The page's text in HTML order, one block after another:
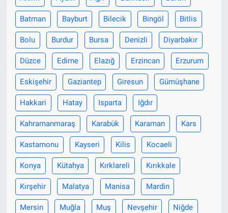
Batman Bayburt Bilecik Bingöl Bitlis
Bolu Burdur Bursa Denizli Diyarbakır
Düzce Edirne Elazığ Erzincan Erzurum
Eskişehir Gaziantep Giresun Gümüşhane
Hakkari Hatay Isparta Iğdır
Kahramanmaraş Karabük Karaman Kars
Kastamonu Kayseri Kilis Kocaeli
Konya Kütahya Kırklareli Kırıkkale
Kırşehir Malatya Manisa Mardin
Mersin Muğla Muş Nevşehir Niğde
Nöbetçi Eczaneler